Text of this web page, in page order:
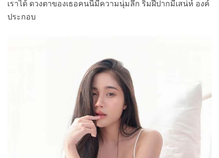
เราได้ ดวงตาของเธอคนนี้มีความนุ่มลึก ริมฝีปากมีเสน่ห์ องค์
ประกอบ